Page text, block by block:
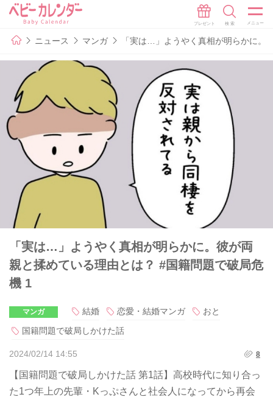
ニュース マンガ 「実は…」ようやく真相が明らかに。
「実は…」ようやく真相が明らかに。彼が両
親と揉めている理由とは？ #国籍問題で破局危
機 1
マンガ 結婚 恋愛・結婚マンガ
おと
国籍問題で破局しかけた話
2024/02/14 14:55 8
【国籍問題で破局しかけた話 第1話】高校時代に知り合っ
た1つ年上の先輩・Kっぷさんと社会人になってから再会